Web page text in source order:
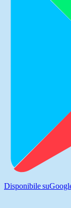
Disponibile su